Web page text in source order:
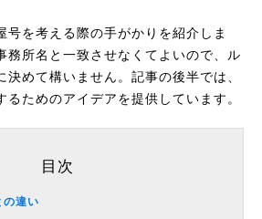
号を考える際の手がかりを紹介しま
務所名と一致させなくてよいので、ル
決めて構いません。記事の後半では、
るためのアイデアを提供しています。
目次
の違い